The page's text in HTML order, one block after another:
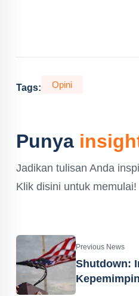
Tags: Opini
Punya
Jadikan tulisan Anda
Klik disini untuk memulai!
Previous News
Shutdown: